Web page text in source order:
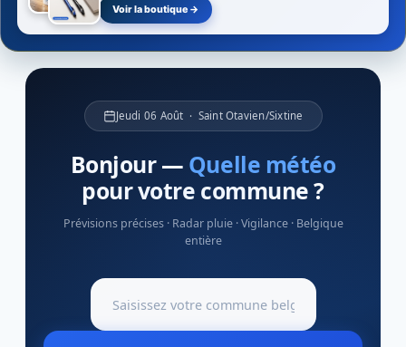
Voir la boutique →
Météo Belge — Prévisions
Jeudi 06 Août · Saint Otavien/Sixtine
Bonjour — Quelle météo
pour votre commune ?
Prévisions précises · Radar pluie · Vigilance · Belgique
entière